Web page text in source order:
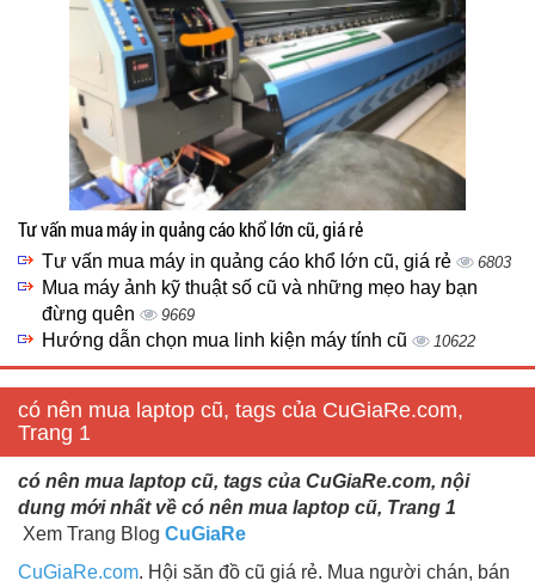
Tư vấn mua máy in quảng cáo khổ lớn cũ, giá rẻ
Tư vấn mua máy in quảng cáo khổ lớn cũ, giá rẻ 6803
Mua máy ảnh kỹ thuật số cũ và những mẹo hay bạn
đừng quên
9669
Hướng dẫn chọn mua linh kiện máy tính cũ 10622
có nên mua laptop cũ, tags của CuGiaRe.com,
Trang 1
có nên mua laptop cũ, tags của CuGiaRe.com, nội
dung mới nhất về có nên mua laptop cũ, Trang 1
Xem Trang Blog CuGiaRe
CuGiaRe.com. Hội săn đồ cũ giá rẻ. Mua người chán, bán